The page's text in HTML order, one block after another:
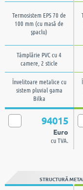
Termosistem EPS 70 de
100 mm (cu masă de
şpaclu)
Tâmplărie PVC cu 4
camere, 2 sticle
Învelitoare metalice cu
sistem pluvial gama
Bilka
94015
Euro
cu TVA.
STRUCTURĂ